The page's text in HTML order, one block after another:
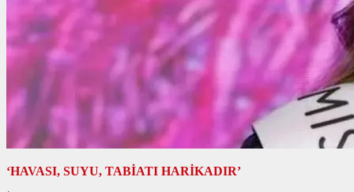
‘HAVASI, SUYU, TABİATI HARİKADIR’